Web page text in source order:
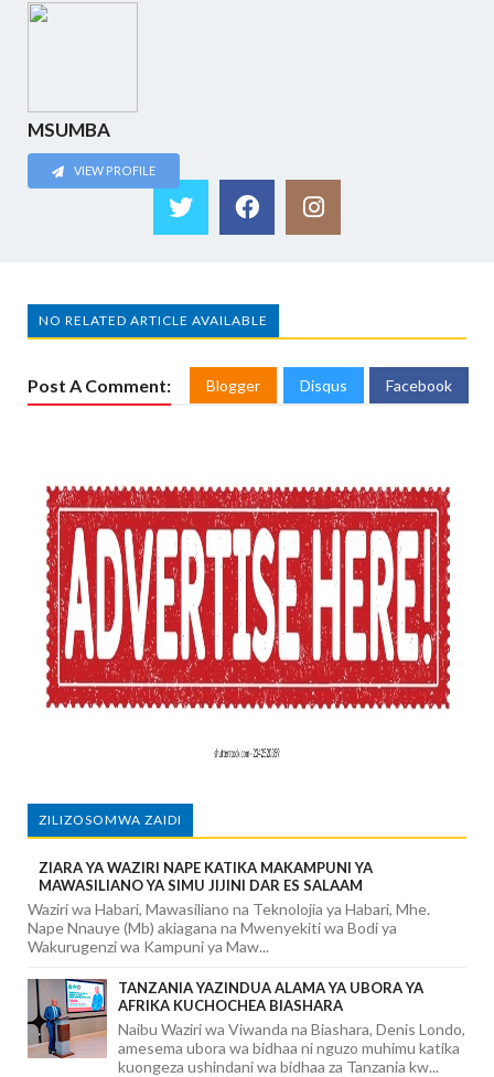
MSUMBA
VIEW PROFILE
NO RELATED ARTICLE AVAILABLE
Post A Comment: Blogger Disqus Facebook
ZILIZOSOMWA ZAIDI
ZIARA YA WAZIRI NAPE KATIKA MAKAMPUNI YA
MAWASILIANO YA SIMU JIJINI DAR ES SALAAM
Waziri wa Habari, Mawasiliano na Teknolojia ya Habari, Mhe.
Nape Nnauye (Mb) akiagana na Mwenyekiti wa Bodi ya
Wakurugenzi wa Kampuni ya Maw...
TANZANIA YAZINDUA ALAMA YA UBORA YA
AFRIKA KUCHOCHEA BIASHARA
Naibu Waziri wa Viwanda na Biashara, Denis Londo,
amesema ubora wa bidhaa ni nguzo muhimu katika
kuongeza ushindani wa bidhaa za Tanzania kw...